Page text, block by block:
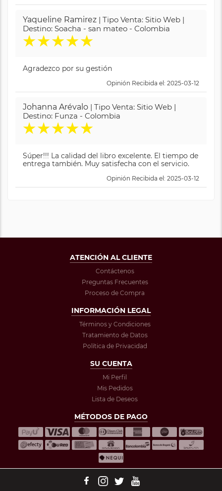
Yaqueline Ramirez | Tipo Venta: Sitio Web |
Destino: Soacha - san mateo - Colombia
★★★★★
Agradezco por su gestión
Opinión Recibida el: 2025-03-12
Johanna Arévalo | Tipo Venta: Sitio Web |
Destino: Funza - Colombia
★★★★★
Súper!!! La calidad del libro excelente. El tiempo de
entrega también. Muy satisfecha con el servicio.
Opinión Recibida el: 2025-03-12
ATENCIÓN AL CLIENTE
Contáctenos
Preguntas Frecuentes
Proceso de Compra
INFORMACIÓN LEGAL
Términos y Condiciones
Tratamiento de Datos
Política de Privacidad
SU CUENTA
Mi Perfil
Mis Pedidos
Lista de Deseos
MÉTODOS DE PAGO